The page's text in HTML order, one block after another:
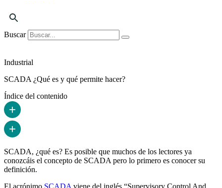
Buscar
Industrial
SCADA ¿Qué es y qué permite hacer?
Índice del contenido
SCADA, ¿qué es? Es posible que muchos de los lectores ya
conozcáis el concepto de SCADA pero lo primero es conocer su
definición.
El acrónimo SCADA viene del inglés “Supervisory Control And